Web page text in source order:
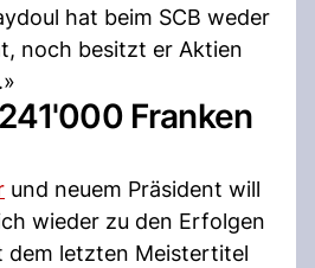
hat beim SCB weder
noch besitzt er Aktien
Franken
und neuem Präsident will
wieder zu den Erfolgen
dem letzten Meistertitel